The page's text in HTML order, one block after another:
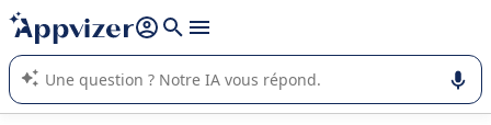
répondre (plusieurs lignes avec
L'IA de Appvizer vous guide dans l'utilisation ou la sélection de
logiciel SaaS en entreprise.